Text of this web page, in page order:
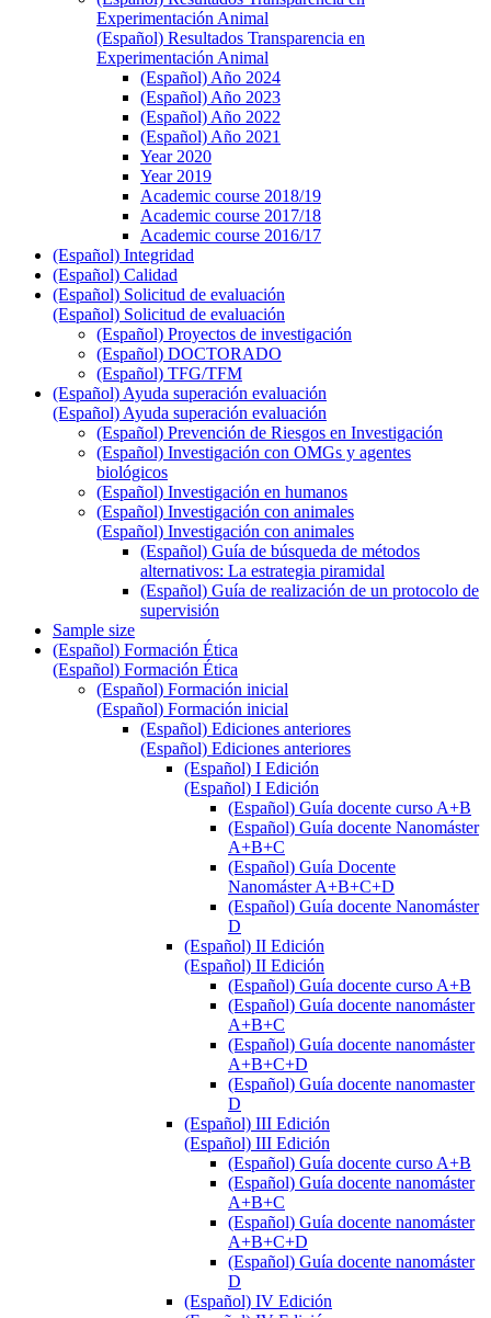
Experimentación Animal
(Español) Resultados Transparencia en
Experimentación Animal
(Español) Año 2024
(Español) Año 2023
(Español) Año 2022
(Español) Año 2021
Year 2020
Year 2019
Academic course 2018/19
Academic course 2017/18
Academic course 2016/17
(Español) Integridad
(Español) Calidad
(Español) Solicitud de evaluación
(Español) Solicitud de evaluación
(Español) Proyectos de investigación
(Español) DOCTORADO
(Español) TFG/TFM
(Español) Ayuda superación evaluación
(Español) Ayuda superación evaluación
(Español) Prevención de Riesgos en Investigación
(Español) Investigación con OMGs y agentes
biológicos
(Español) Investigación en humanos
(Español) Investigación con animales
(Español) Investigación con animales
(Español) Guía de búsqueda de métodos
alternativos: La estrategia piramidal
(Español) Guía de realización de un protocolo de
supervisión
Sample size
(Español) Formación Ética
(Español) Formación Ética
(Español) Formación inicial
(Español) Formación inicial
(Español) Ediciones anteriores
(Español) Ediciones anteriores
(Español) I Edición
(Español) I Edición
(Español) Guía docente curso A+B
(Español) Guía docente Nanomáster
A+B+C
(Español) Guía Docente
Nanomáster A+B+C+D
(Español) Guía docente Nanomáster
D
(Español) II Edición
(Español) II Edición
(Español) Guía docente curso A+B
(Español) Guía docente nanomáster
A+B+C
(Español) Guía docente nanomáster
A+B+C+D
(Español) Guía docente nanomaster
D
(Español) III Edición
(Español) III Edición
(Español) Guía docente curso A+B
(Español) Guía docente nanomáster
A+B+C
(Español) Guía docente nanomáster
A+B+C+D
(Español) Guía docente nanomáster
D
(Español) IV Edición